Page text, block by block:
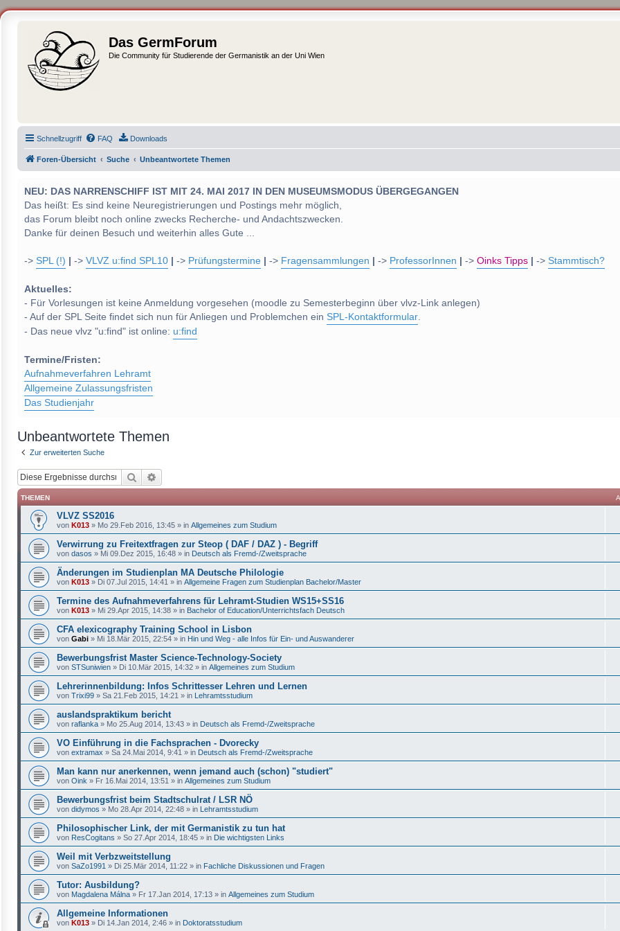
Das GermForum
Die Community für Studierende der Germanistik an der Uni Wien
Schnellzugriff FAQ Downloads
Foren-Übersicht Suche Unbeantwortete Themen
NEU: DAS NARRENSCHIFF IST MIT 24. MAI 2017 IN DEN MUSEUMSMODUS ÜBERGEGANGEN
Das heißt: Es sind keine Neuregistrierungen und Postings mehr möglich,
das Forum bleibt noch online zwecks Recherche- und Andachtszwecken.
Danke für deinen Besuch und weiterhin alles Gute ...
-> SPL (!) -> VLVZ u:find SPL10 -> Prüfungstermine -> Fragensammlungen -> ProfessorInnen -> Oinks Tipps -> Stammtisch?
Aktuelles:
- Für Vorlesungen ist keine Anmeldung vorgesehen (moodle zu Semesterbeginn über vlvz-Link anlegen)
- Auf der SPL Seite findet sich nun für Anliegen und Problemchen ein SPL-Kontaktformular.
- Das neue vlvz "u:find" ist online: u:find
Termine/Fristen:
Aufnahmeverfahren Lehramt
Allgemeine Zulassungsfristen
Das Studienjahr
Unbeantwortete Themen
Zur erweiterten Suche
Suche
THEMEN
VLVZ SS2016
von K013 » Mo 29.Feb 2016, 13:45 » in Allgemeines zum Studium
Verwirrung zu Freitextfragen zur Steop ( DAF / DAZ ) - Begriff
von dasos » Mi 09.Dez 2015, 16:48 » in Deutsch als Fremd-/Zweitsprache
Änderungen im Studienplan MA Deutsche Philologie
von K013 » Di 07.Jul 2015, 14:41 » in Allgemeine Fragen zum Studienplan Bachelor/Master
Termine des Aufnahmeverfahrens für Lehramt-Studien WS15+SS16
von K013 » Mi 29.Apr 2015, 14:38 » in Bachelor of Education/Unterrichtsfach Deutsch
CFA elexicography Training School in Lisbon
von Gabi » Mi 18.Mär 2015, 22:54 » in Hin und Weg - alle Infos für Ein- und Auswanderer
Bewerbungsfrist Master Science-Technology-Society
von STSuniwien » Di 10.Mär 2015, 14:32 » in Allgemeines zum Studium
Lehrerinnenbildung: Infos Schrittesser Lehren und Lernen
von Trixi99 » Sa 21.Feb 2015, 14:21 » in Lehramtsstudium
auslandspraktikum bericht
von raflanka » Mo 25.Aug 2014, 13:43 » in Deutsch als Fremd-/Zweitsprache
VO Einführung in die Fachsprachen - Dvorecky
von extramax » Sa 24.Mai 2014, 9:41 » in Deutsch als Fremd-/Zweitsprache
Man kann nur anerkennen, wenn jemand auch (schon) "studiert"
von Oink » Fr 16.Mai 2014, 13:51 » in Allgemeines zum Studium
Bewerbungsfrist beim Stadtschulrat / LSR NÖ
von didymos » Mo 28.Apr 2014, 22:48 » in Lehramtsstudium
Philosophischer Link, der mit Germanistik zu tun hat
von ResCogitans » So 27.Apr 2014, 18:45 » in Die wichtigsten Links
Weil mit Verbzweitstellung
von SaZo1991 » Di 25.Mär 2014, 11:22 » in Fachliche Diskussionen und Fragen
Tutor: Ausbildung?
von Magdalena Málna » Fr 17.Jan 2014, 17:13 » in Allgemeines zum Studium
Allgemeine Informationen
von K013 » Di 14.Jan 2014, 2:46 » in Doktoratsstudium